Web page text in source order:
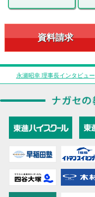
資料請求
永瀬昭幸 理事長インタビュー